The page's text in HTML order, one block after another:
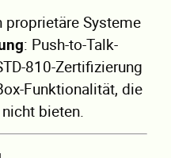
proprietäre Systeme
: Push-to-Talk-
810-Zertifizierung
Funktionalität, die
bieten.